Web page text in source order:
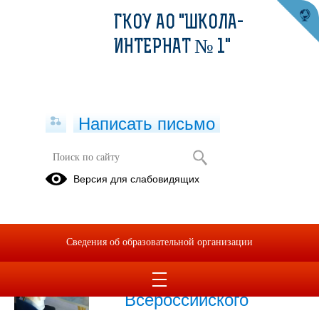
Публикации за 14.11.2025
Награждение
победителей
регионального этапа
Всероссийского
ГКОУ АО "ШКОЛА-
ИНТЕРНАТ № 1"
Написать письмо
Версия для слабовидящих
Сведения об образовательной организации